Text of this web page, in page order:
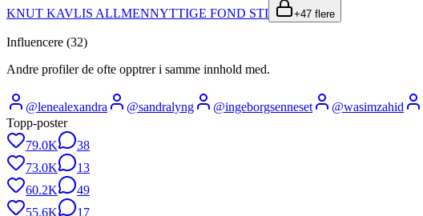
KNUT KAVLIS ALLMENNYTTIGE FOND STI
+47 flere
Influencere (32)
Andre profiler de ofte opptrer i samme innhold med.
@lenealexandra @sandralyng @ingeborgsenneset @wasimzahid
Topp-poster
79.0K
38
73.0K
13
60.2K
49
55.6K
17